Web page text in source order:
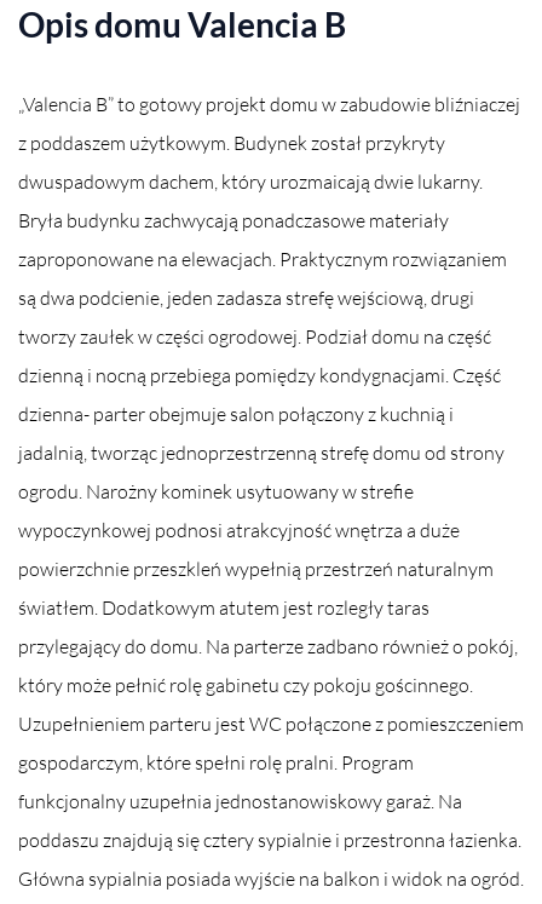
Opis domu Valencia B
„Valencia B” to gotowy projekt domu w zabudowie bliźniaczej
z poddaszem użytkowym. Budynek został przykryty
dwuspadowym dachem, który urozmaicają dwie lukarny.
Bryła budynku zachwycają ponadczasowe materiały
zaproponowane na elewacjach. Praktycznym rozwiązaniem
są dwa podcienie, jeden zadasza strefę wejściową, drugi
tworzy zaułek w części ogrodowej. Podział domu na część
dzienną i nocną przebiega pomiędzy kondygnacjami. Część
dzienna- parter obejmuje salon połączony z kuchnią i
jadalnią, tworząc jednoprzestrzenną strefę domu od strony
ogrodu. Narożny kominek usytuowany w strefie
wypoczynkowej podnosi atrakcyjność wnętrza a duże
powierzchnie przeszkleń wypełnią przestrzeń naturalnym
światłem. Dodatkowym atutem jest rozległy taras
przylegający do domu. Na parterze zadbano również o pokój,
który może pełnić rolę gabinetu czy pokoju gościnnego.
Uzupełnieniem parteru jest WC połączone z pomieszczeniem
gospodarczym, które spełni rolę pralni. Program
funkcjonalny uzupełnia jednostanowiskowy garaż. Na
poddaszu znajdują się cztery sypialnie i przestronna łazienka.
Główna sypialnia posiada wyjście na balkon i widok na ogród.